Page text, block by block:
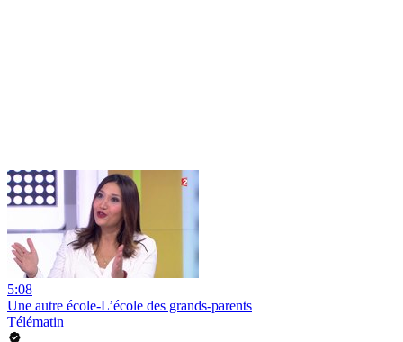
5:08
Une autre école-L’école des grands-parents
Télématin